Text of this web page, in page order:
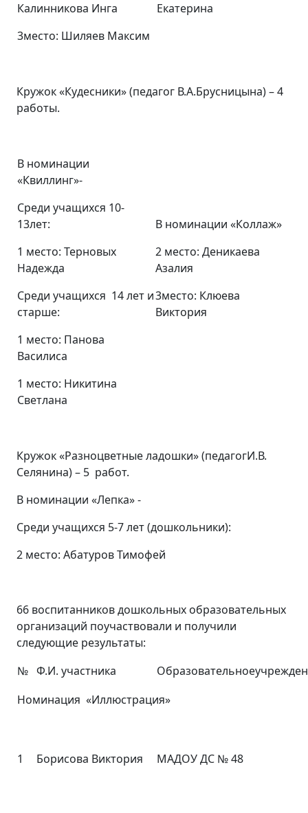
Калинникова Инга
3место: Шиляев Максим
Екатерина
Кружок «Кудесники» (педагог В.А.Брусницына) – 4
работы.
В номинации
«Квиллинг»-
Среди учащихся 10-
13лет:
1 место: Терновых
Надежда
Среди учащихся 14 лет и
старше:
1 место: Панова
Василиса
1 место: Никитина
Светлана
В номинации «Коллаж»
2 место: Деникаева
Азалия
3место: Клюева
Виктория
Кружок «Разноцветные ладошки» (педагогИ.В.
Селянина) – 5 работ.
В номинации «Лепка» -
Среди учащихся 5-7 лет (дошкольники):
2 место: Абатуров Тимофей
66 воспитанников дошкольных образовательных
организаций поучаствовали и получили
следующие результаты:
№ Ф.И. участника
Номинация «Иллюстрация»
1 Борисова Виктория МАДОУ ДС № 48